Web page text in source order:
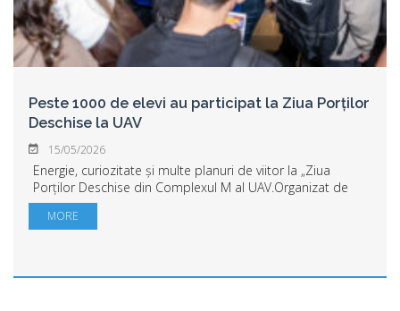
Peste 1000 de elevi au participat la Ziua Porților
Deschise la UAV
15/05/2026
Energie, curiozitate și multe planuri de viitor la „Ziua
Porților Deschise din Complexul M al UAV.Organizat de
Universitatea „Aurel Vlaicu” din Arad, evenimentul a reunit
profesori, studenți și viitor...
MORE